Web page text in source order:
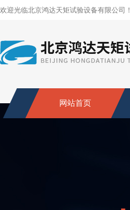
欢迎光临北京鸿达天矩试验设备有限公司！
网站首页